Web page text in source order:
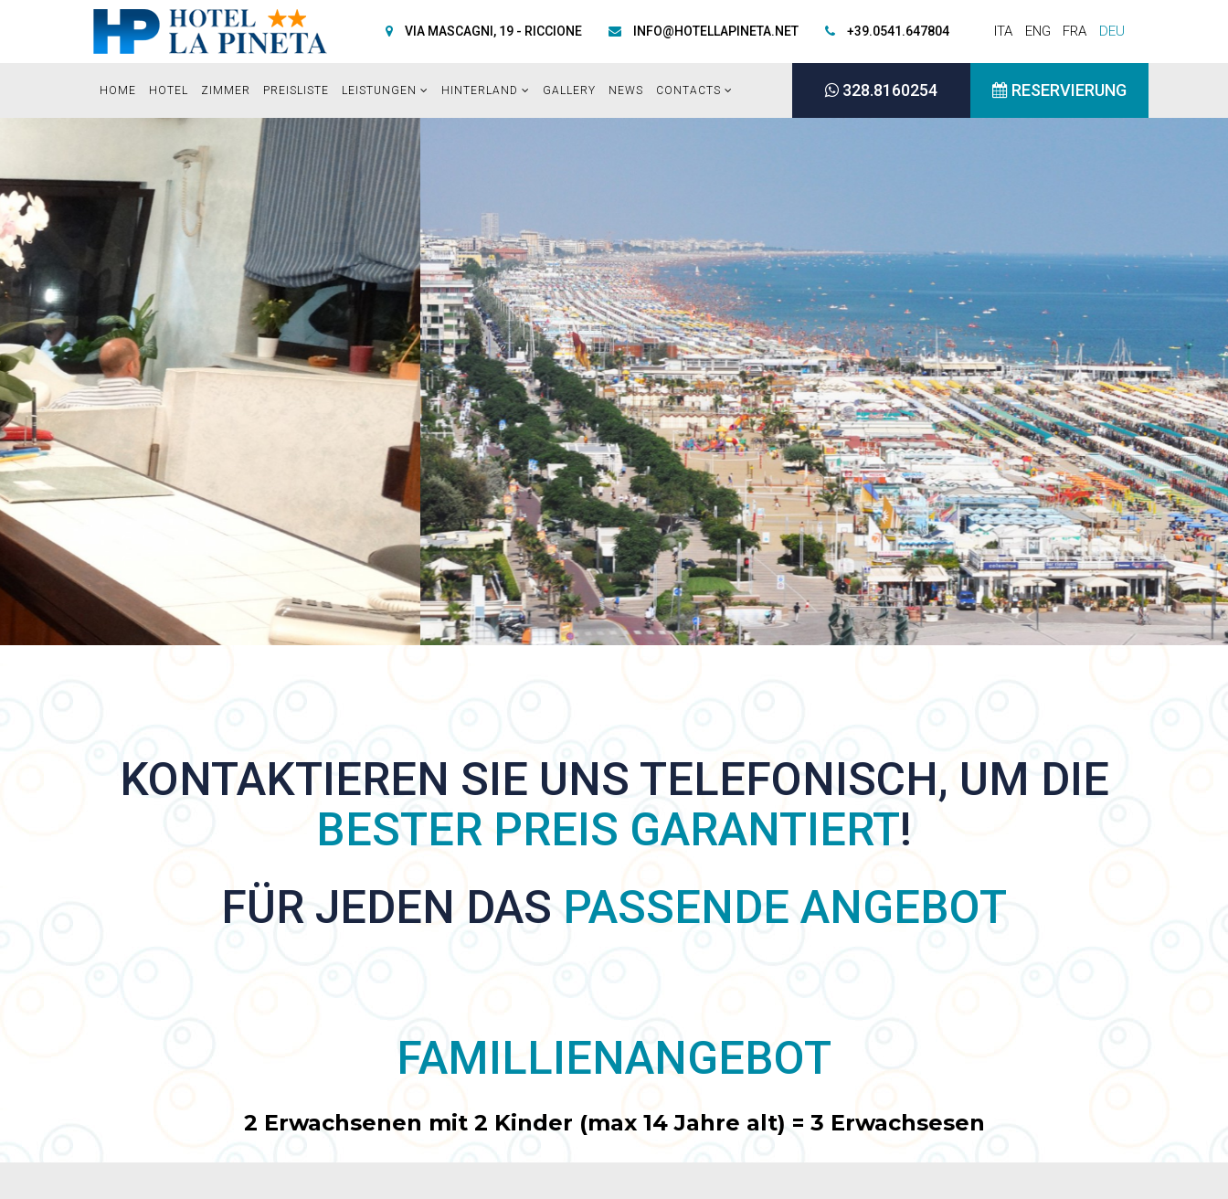
VIA MASCAGNI, 19 - RICCIONE INFO@HOTELLAPINETA.NET +39.0541.647804 ITA ENG FRA DEU
HOME HOTEL ZIMMER PREISLISTE LEISTUNGEN HINTERLAND GALLERY NEWS CONTACTS 328.8160254 RESERVIERUNG
KONTAKTIEREN SIE UNS TELEFONISCH, UM DIE
BESTER PREIS GARANTIERT!
FÜR JEDEN DAS PASSENDE ANGEBOT
FAMILLIENANGEBOT
2 Erwachsenen mit 2 Kinder (max 14 Jahre alt) = 3 Erwachsesen